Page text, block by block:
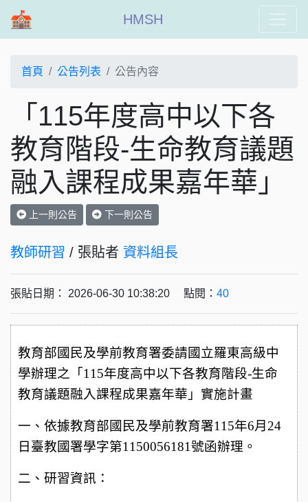
HMSH
首頁 公告列表 公告內容
「115年度高中以下各
教育階段-生命教育議題
融入課程成果嘉年華」
上一則公告 下一則公告
教師研習 / 張貼者 資料組長
張貼日期： 2026-06-30 10:38:20 點閱： 40
教育部國民及學前教育署委請國立羅東高級中
學辦理之「115年度高中以下各教育階段-生命
教育議題融入課程成果嘉年華」實施計畫
一、依據教育部國民及學前教育署115年6月24
日臺教國署學字第1150056181號函辦理。
二、研習資訊：